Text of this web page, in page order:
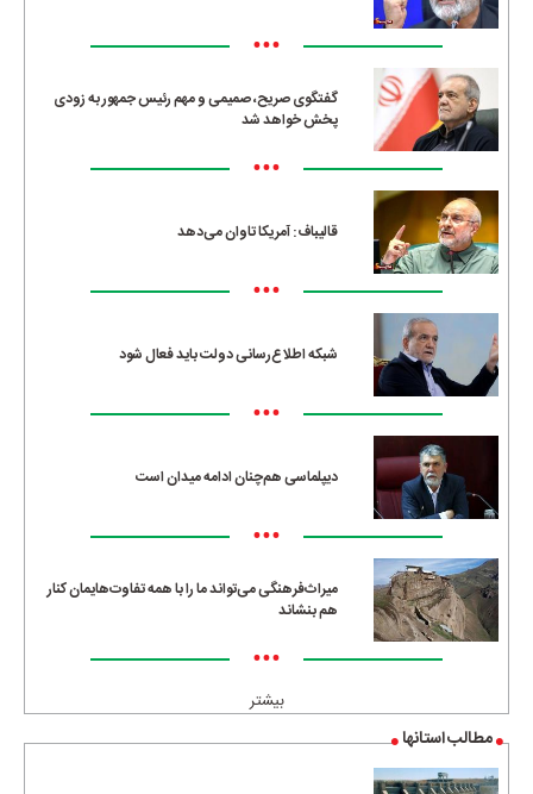
•••
گفتگوی صریح، صمیمی و مهم رئیس جمهور به زودی
پخش خواهد شد
•••
قالیباف: آمریکا تاوان می‌دهد
•••
شبکه اطلاع‌رسانی دولت باید فعال شود
•••
دیپلماسی هم‌چنان ادامه میدان است
•••
میراث‌فرهنگی می‌تواند ما را با همه تفاوت‌هایمان کنار
هم بنشاند
•••
بیشتر
مطالب استانها